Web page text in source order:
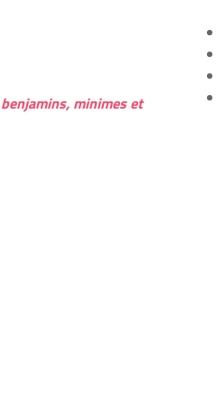
benjamins, minimes et